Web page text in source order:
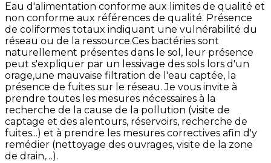
Eau d'alimentation conforme aux limites de qualité et
non conforme aux références de qualité. Présence
de coliformes totaux indiquant une vulnérabilité du
réseau ou de la ressource.Ces bactéries sont
naturellement présentes dans le sol, leur présence
peut s'expliquer par un lessivage des sols lors d'un
orage,une mauvaise filtration de l'eau captée, la
présence de fuites sur le réseau. Je vous invite à
prendre toutes les mesures nécessaires à la
recherche de la cause de la pollution (visite de
captage et des alentours, réservoirs, recherche de
fuites...) et à prendre les mesures correctives afin d'y
remédier (nettoyage des ouvrages, visite de la zone
de drain,…).